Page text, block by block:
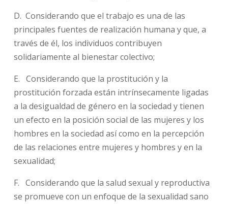
D. Considerando que el trabajo es una de las
principales fuentes de realización humana y que, a
través de él, los individuos contribuyen
solidariamente al bienestar colectivo;
E. Considerando que la prostitución y la
prostitución forzada están intrínsecamente ligadas
a la desigualdad de género en la sociedad y tienen
un efecto en la posición social de las mujeres y los
hombres en la sociedad así como en la percepción
de las relaciones entre mujeres y hombres y en la
sexualidad;
F. Considerando que la salud sexual y reproductiva
se promueve con un enfoque de la sexualidad sano